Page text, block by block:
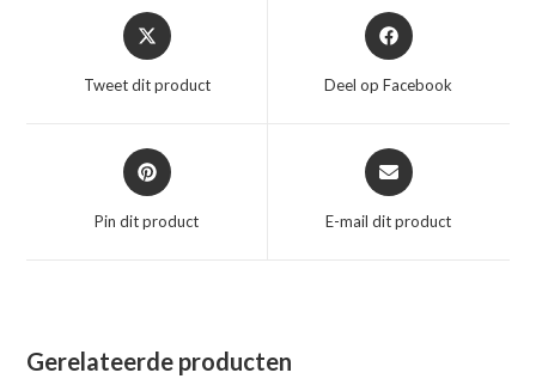
Opent
in
nieuw
Tweet dit product
Opent
in
nieuw
Deel op Facebook
Opent
in
nieuw
Pin dit product
Opent
in
nieuw
E-mail dit product
Gerelateerde producten